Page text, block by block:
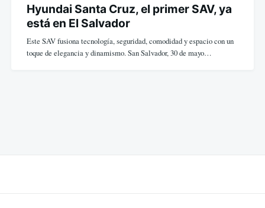
Hyundai Santa Cruz, el primer SAV, ya
está en El Salvador
Este SAV fusiona tecnología, seguridad, comodidad y espacio con un
toque de elegancia y dinamismo. San Salvador, 30 de mayo…